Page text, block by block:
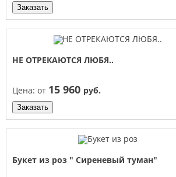
Заказать
НЕ ОТРЕКАЮТСЯ ЛЮБЯ..
Цена: от 15 960 руб.
Заказать
Букет из роз " Сиреневый туман"